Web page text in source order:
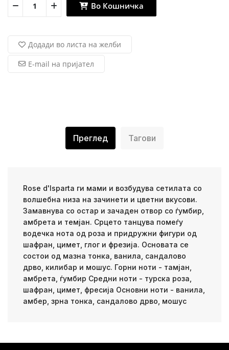
Во Кошничка
Додади во листа на желби
E-mail на пријател
Преглед Тагови
Rose d'Isparta ги мами и возбудува сетилата со
волшебна низа на зачинети и цветни вкусови.
Замавнува со остар и зачаден отвор со ѓумбир,
амбрета и темјан. Срцето танцува помеѓу
водечка нота од роза и придружни фигури од
шафран, цимет, глог и фрезија. Основата се
состои од мазна тонка, ванила, сандалово
дрво, килибар и мошус. Горни ноти - тамјан,
амбрета, ѓумбир Средни ноти - турска роза,
шафран, цимет, фресија Основни ноти - ванила,
амбер, зрна тонка, сандалово дрво, мошус